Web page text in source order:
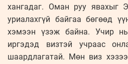
хангадаг. Оман руу явахыг
уриалахгүй байгаа бөгөөд
хэмээн үзэж байна. Учир
иргэдэд визтэй учраас
шаардлагатай. Мөн виз